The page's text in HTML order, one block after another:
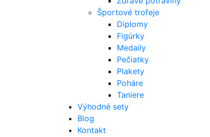
Športové trofeje
Diplomy
Figúrky
Medaily
Pečiatky
Plakety
Poháre
Taniere
Výhodné sety
Blog
Kontakt